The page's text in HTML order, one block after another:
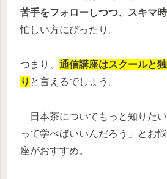
苦手をフォローしつつ、スキマ
忙しい方にぴったり。
つまり、 通信講座はスクールと
り と言えるでしょう。
「日本茶についてもっと知り
って学べばいいんだろう」とお
座がおすすめ。